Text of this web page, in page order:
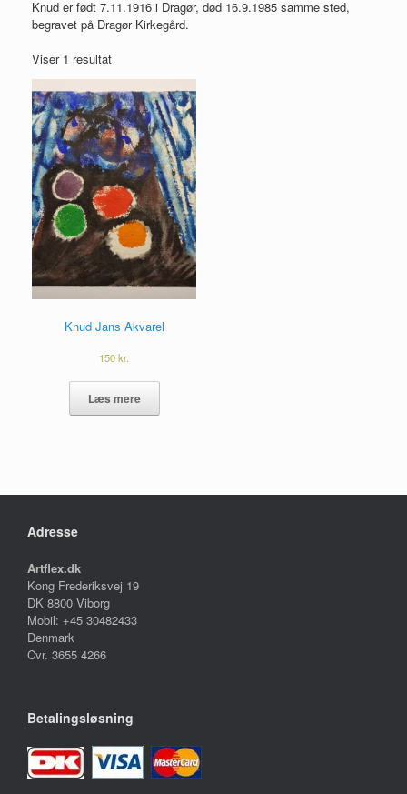
Knud er født 7.11.1916 i Dragør, død 16.9.1985 samme sted,
begravet på Dragør Kirkegård.
Viser 1 resultat
Knud Jans Akvarel
150kr.
Læs mere
Adresse
Artflex.dk
Kong Frederiksvej 19
DK 8800 Viborg
Mobil: +45 30482433
Denmark
Cvr. 3655 4266
Betalingsløsning